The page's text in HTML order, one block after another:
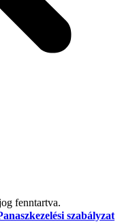
fenntartva.
szabályzat